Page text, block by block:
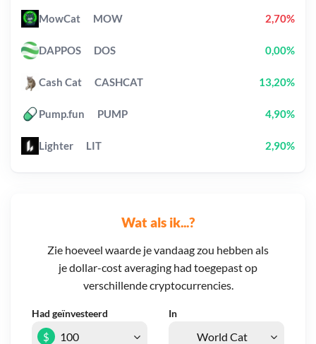
Wat als ik...?
Zie hoeveel waarde je vandaag zou hebben als
je dollar-cost averaging had toegepast op
verschillende cryptocurrencies.
Had geïnvesteerd In
$
MowCat MOW 2,70%
DAPPOS DOS 0,00%
Cash Cat CASHCAT 13,20%
Pump.fun PUMP 4,90%
Lighter LIT 2,90%